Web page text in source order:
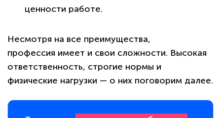
ценности работе.
Несмотря на все преимущества,
профессия имеет и свои сложности. Высокая
ответственность, строгие нормы и
физические нагрузки — о них поговорим далее.